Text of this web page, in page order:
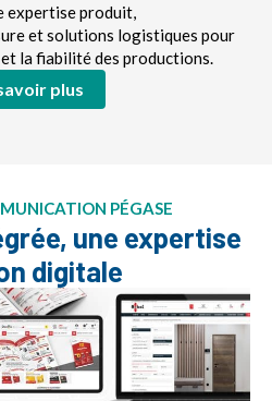
expertise produit,
et solutions logistiques pour
la fiabilité des productions.
plus
PÉGASE
une expertise
digitale